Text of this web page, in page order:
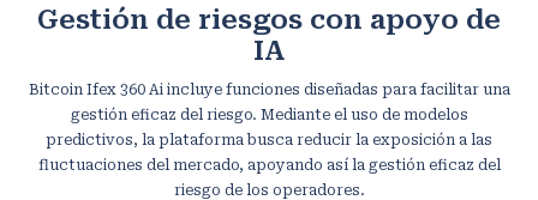
Gestión de riesgos con apoyo de
IA
Bitcoin Ifex 360 Ai incluye funciones diseñadas para facilitar una
gestión eficaz del riesgo. Mediante el uso de modelos
predictivos, la plataforma busca reducir la exposición a las
fluctuaciones del mercado, apoyando así la gestión eficaz del
riesgo de los operadores.